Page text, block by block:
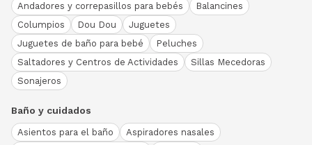
Andadores y correpasillos para bebés
Balancines
Columpios
Dou Dou
Juguetes
Juguetes de baño para bebé
Peluches
Saltadores y Centros de Actividades
Sillas Mecedoras
Sonajeros
Baño y cuidados
Asientos para el baño
Aspiradores nasales